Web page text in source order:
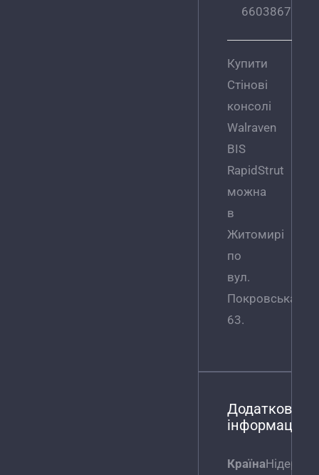
6603867
Купити
Стінові
консолі
Walraven
BIS
RapidStrut
можна
в
Житомирі
по
вул.
Покровська,
63.
Додаткова
інформація
Країна